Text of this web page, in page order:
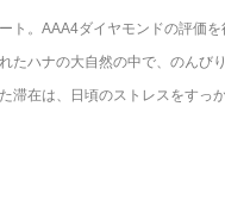
ト。AAA4ダイヤモンドの評価
たハナの大自然の中で、のんび
滞在は、日頃のストレスをすっ